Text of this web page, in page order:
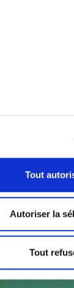
Tout
Autoriser la
Tout